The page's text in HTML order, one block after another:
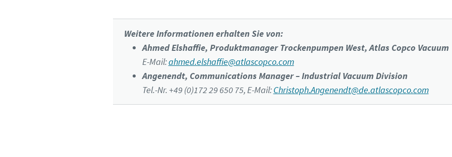
Weitere Informationen erhalten Sie von:
Ahmed Elshaffie, Produktmanager Trockenpumpen West, Atlas Copco Vacuum
E-Mail:ahmed.elshaffie@atlascopco.com
Angenendt, Communications Manager – Industrial Vacuum Division
Tel.-Nr. +49 (0)172 29 650 75, E-Mail:Christoph.Angenendt@de.atlascopco.com